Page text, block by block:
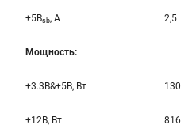
+5Bsb, A 2,5
Мощность:
+3.3B&+5B, Вт 130
+12B, Вт 816